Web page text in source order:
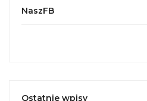
NaszFB
Ostatnie wpisy